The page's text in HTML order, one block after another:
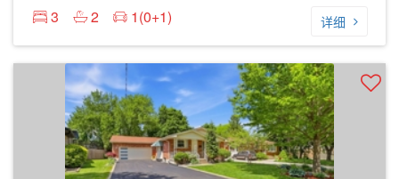
3
2 1(0+1) 详细